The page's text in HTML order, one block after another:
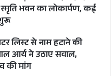
REGISTERED IN
NEWS
भवन का लोकार्पण, कई
लिस्ट से नाम हटाने की
आर्य ने उठाए सवाल,
की मांग